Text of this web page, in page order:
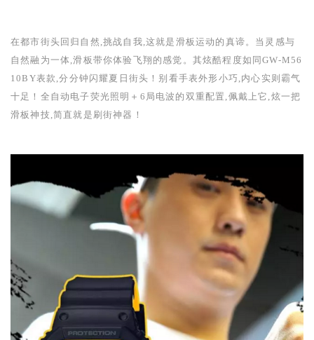
在都市街头回归自然,挑战自我,这就是滑板运动的真谛。当灵感与
自然融为一体,滑板带你体验飞翔的感觉。其炫酷程度如同GW-M56
10BY表款,分分钟闪耀夏日街头！别看手表外形小巧,内心实则霸气
十足！全自动电子荧光照明＋6局电波的双重配置,佩戴上它,炫一把
滑板神技,简直就是刷街神器！